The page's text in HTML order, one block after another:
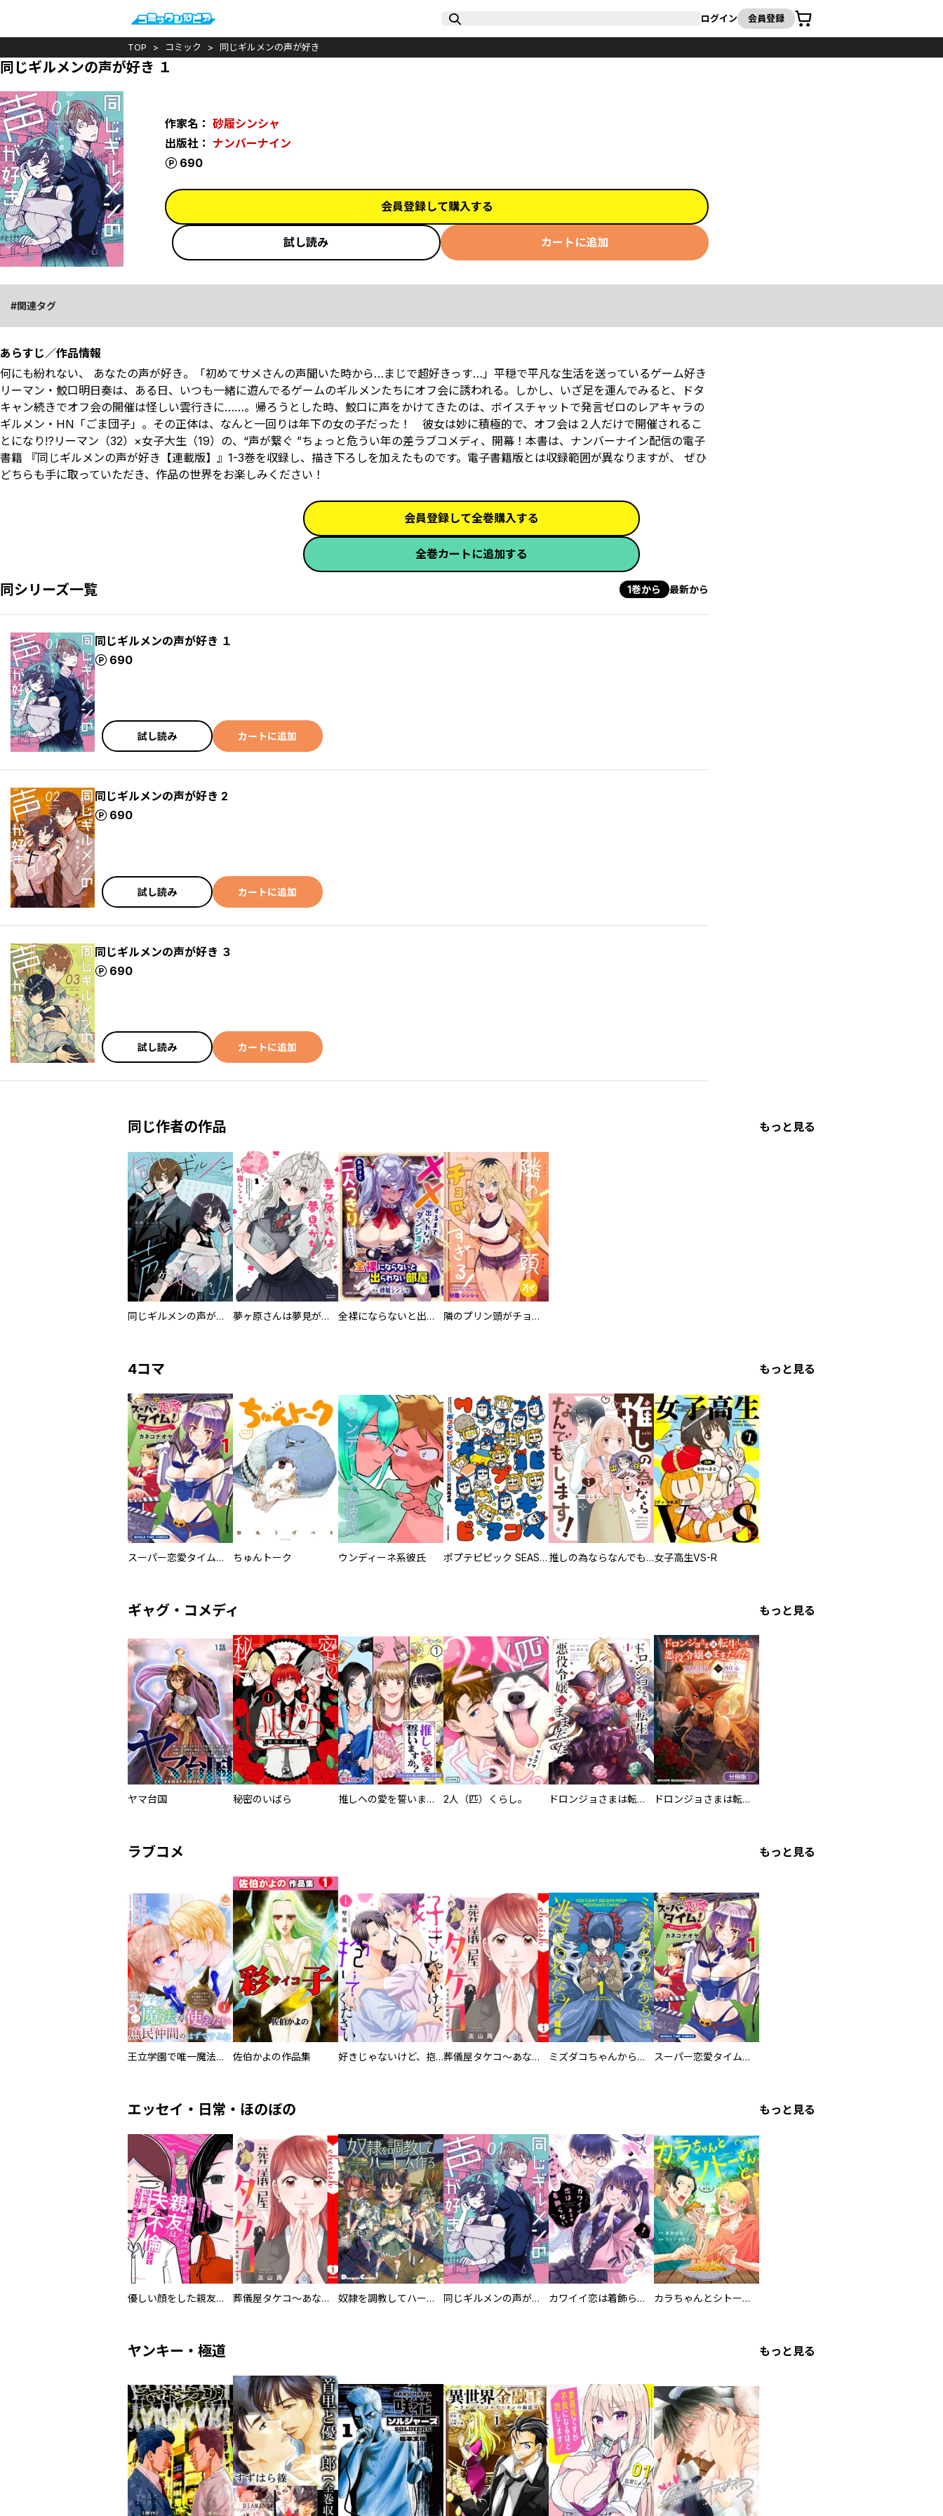
ログイン 会員登録
カート
TOP コミック 同じギルメンの声が好き
同じギルメンの声が好き １
作家名： 砂履シンシャ
出版社： ナンバーナイン
690
ポイント
会員登録して購入する
試し読み カートに追加
関連タグ
あらすじ／作品情報
何にも紛れない、 あなたの声が好き――。「初めてサメさんの声聞いた時から…まじで超好きっす…」平穏で平凡な生活を送っているゲーム好き
リーマン・鮫口明日奏は、ある日、いつも一緒に遊んでるゲームのギルメンたちにオフ会に誘われる。しかし、いざ足を運んでみると、ドタ
キャン続きでオフ会の開催は怪しい雲行きに……。帰ろうとした時、鮫口に声をかけてきたのは、ボイスチャットで発言ゼロのレアキャラの
ギルメン・HN「ごま団子」。その正体は、なんと一回りは年下の女の子だった！ 彼女は妙に積極的で、オフ会は２人だけで開催されるこ
とになり――!?リーマン（32）×女子大生（19）の、“声が繋ぐ ”ちょっと危うい年の差ラブコメディ、開幕！本書は、ナンバーナイン配信の電子
書籍 『同じギルメンの声が好き【連載版】』1-3巻を収録し、描き下ろしを加えたものです。電子書籍版とは収録範囲が異なりますが、 ぜひ
どちらも手に取っていただき、作品の世界をお楽しみください！
会員登録して全巻購入する
全巻カートに追加する
同シリーズ一覧 1巻から 最新から
同じギルメンの声が好き １
690
ポイント
試し読み カートに追加
同じギルメンの声が好き 2
690
ポイント
試し読み カートに追加
同じギルメンの声が好き ３
690
ポイント
試し読み カートに追加
同じ作者の作品 もっと見る
同じギルメンの声が好き【連載版】 夢ヶ原さんは夢見がち！ 全裸にならないと出られない部屋 隣のプリン頭がチョロすぎる！
4コマ もっと見る
スーパー恋愛タイム！～現場でドＳな彼女は自宅でデレる～ ちゅんトーク ウンディーネ系彼氏 ポプテピピック SEASON EIGHT 推しの為ならなんでもします！女子高生VS-R
ギャグ・コメディ もっと見る
ヤマ台国 秘密のいばら 推しへの愛を誓いますか？～アラサー女子、推しは逃げぬが人生逃げる～ 2人（匹）くらし。 ドロンジョさまは転生しても悪役令嬢のままだった ドロンジョさまは転生しても悪役令嬢のままだった【分冊版】
ラブコメ もっと見る
王立学園で唯一魔法が使えない庶民仲間のはずですよね～実は王子様で私を溺愛しているなんて告白はやめてください～ 佐伯かよの作品集 好きじゃないけど、抱いてください【電子単行本版／特典おまけ付き】 葬儀屋タケコ～あなたの最期、叶えます【電子単行本版】 ミズダコちゃんからは逃げられない！ スーパー恋愛タイム！～現場でドＳな彼女は自宅でデレる～
エッセイ・日常・ほのぼの もっと見る
優しい顔をした親友は、夫と不倫して私の家に入り込んできた。 葬儀屋タケコ～あなたの最期、叶えます【電子単行本版】 奴隷を調教してハーレム作る 同じギルメンの声が好き カワイイ恋は着飾らない カラちゃんとシトーさんと、 【分冊版】
ヤンキー・極道 もっと見る